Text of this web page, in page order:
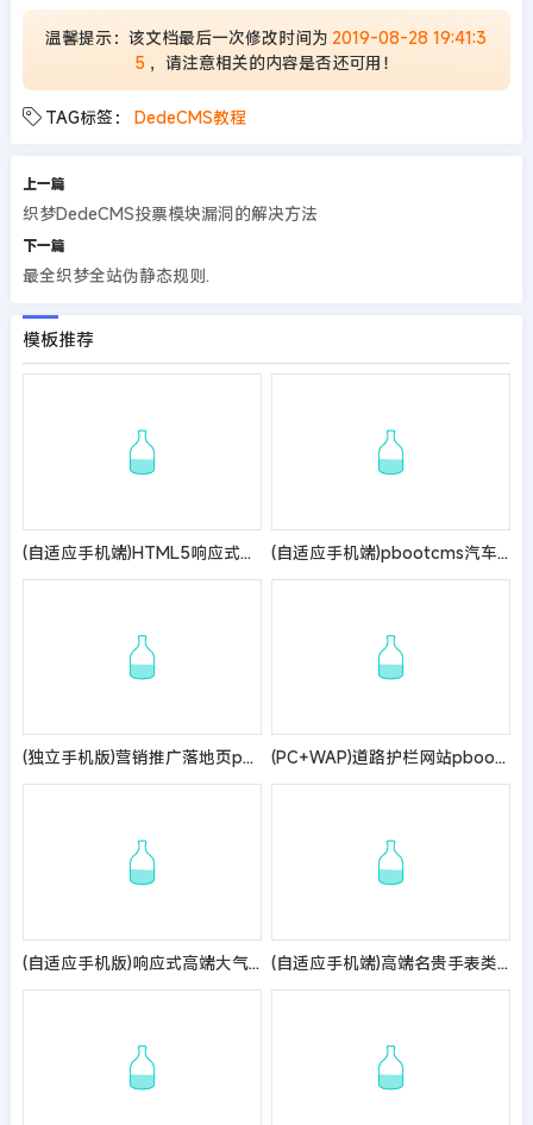
温馨提示：该文档最后一次修改时间为 2019-08-28 19:41:3
5 ，请注意相关的内容是否还可用！
TAG标签： DedeCMS教程
上一篇
织梦DedeCMS投票模块漏洞的解决方法
下一篇
最全织梦全站伪静态规则.
模板推荐
(自适应手机端)HTML5响应式甲醛检测网站模板 (自适应手机端)pbootcms汽车用品零件配件类网站模板 汽车维修服务网站源码
(独立手机版)营销推广落地页pbootcms模板 落地页单页网站源码 (PC+WAP)道路护栏网站pbootcms模板_城市交通设施网站源码
(自适应手机版)响应式高端大气的装修设计公司pbootcms模板_办公室装修装饰公司网站源码 (自适应手机端)高端名贵手表类网站pbootcms模板 响应式奢侈品钟表网站源码